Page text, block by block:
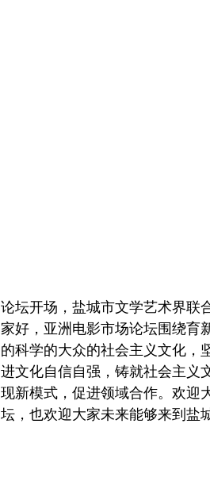
论坛开场，盐城市文学艺术界联
家好，亚洲电影市场论坛围绕育
的科学的大众的社会主义文化，
进文化自信自强，铸就社会主义
现新模式，促进领域合作。欢迎
坛，也欢迎大家未来能够来到盐